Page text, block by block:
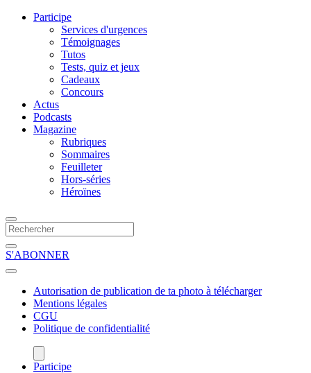
Participe
Services d'urgences
Témoignages
Tutos
Tests, quiz et jeux
Cadeaux
Concours
Actus
Podcasts
Magazine
Rubriques
Sommaires
Feuilleter
Hors-séries
Héroïnes
S'ABONNER
Autorisation de publication de ta photo à télécharger
Mentions légales
CGU
Politique de confidentialité
Participe